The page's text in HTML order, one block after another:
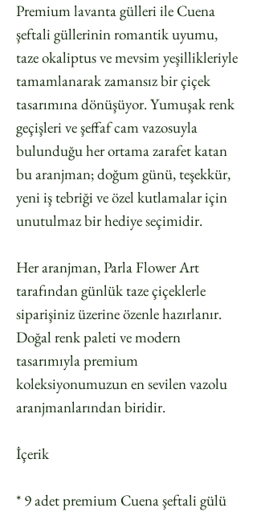
Premium lavanta gülleri ile Cuena
şeftali güllerinin romantik uyumu,
taze okaliptus ve mevsim yeşillikleriyle
tamamlanarak zamansız bir çiçek
tasarımına dönüşüyor. Yumuşak renk
geçişleri ve şeffaf cam vazosuyla
bulunduğu her ortama zarafet katan
bu aranjman; doğum günü, teşekkür,
yeni iş tebriği ve özel kutlamalar için
unutulmaz bir hediye seçimidir.
Her aranjman, Parla Flower Art
tarafından günlük taze çiçeklerle
siparişiniz üzerine özenle hazırlanır.
Doğal renk paleti ve modern
tasarımıyla premium
koleksiyonumuzun en sevilen vazolu
aranjmanlarından biridir.
İçerik
* 9 adet premium Cuena şeftali gülü